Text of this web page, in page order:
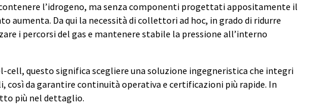
l’idrogeno, ma senza componenti progettati appositamente il
aumenta. Da qui la necessità di collettori ad hoc, in grado di ridurre
i percorsi del gas e mantenere stabile la pressione all’interno
cell, questo significa scegliere una soluzione ingegneristica che integri
così da garantire continuità operativa e certificazioni più rapide. In
più nel dettaglio.